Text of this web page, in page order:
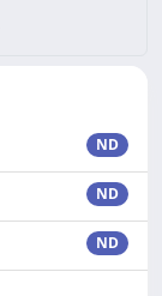
ND
ND
ND